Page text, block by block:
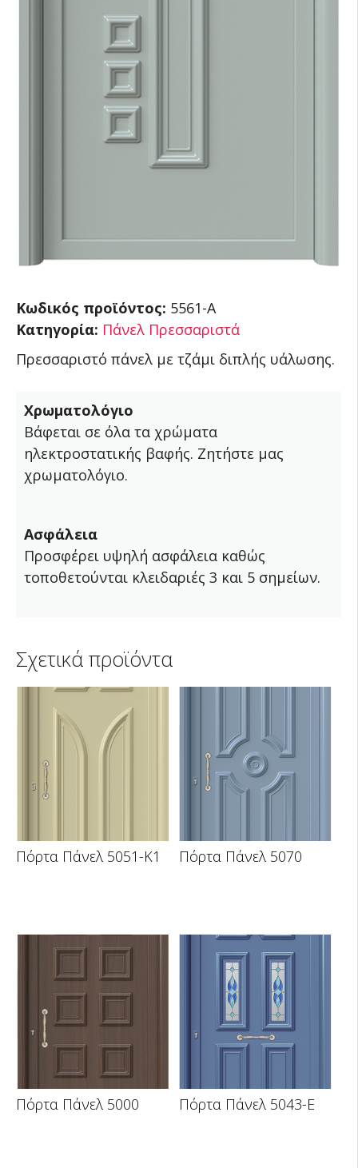
Κωδικός προϊόντος: 5561-A
Κατηγορία: Πάνελ Πρεσσαριστά
Πρεσσαριστό πάνελ με τζάμι διπλής υάλωσης.
Χρωματολόγιο
Βάφεται σε όλα τα χρώματα
ηλεκτροστατικής βαφής. Ζητήστε μας
χρωματολόγιο.
Ασφάλεια
Προσφέρει υψηλή ασφάλεια καθώς
τοποθετούνται κλειδαριές 3 και 5 σημείων.
Σχετικά προϊόντα
Πόρτα Πάνελ 5051-K1 Πόρτα Πάνελ 5070
Πόρτα Πάνελ 5000 Πόρτα Πάνελ 5043-E